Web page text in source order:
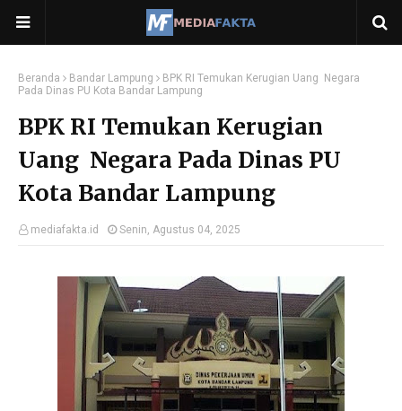
Beranda Bandar Lampung
BPK RI Temukan Kerugian Uang Negara
Pada Dinas PU Kota Bandar Lampung
BPK RI Temukan Kerugian
Uang Negara Pada Dinas PU
Kota Bandar Lampung
mediafakta.id Senin, Agustus 04, 2025